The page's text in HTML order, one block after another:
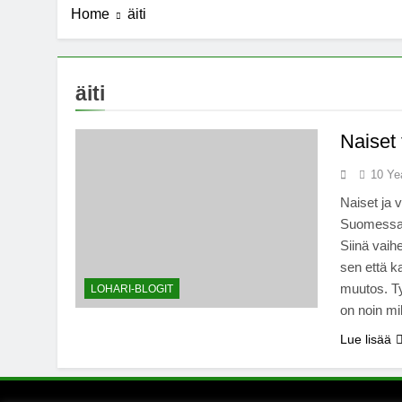
Michael J.
Meksiko
Home äiti
äiti
LOHARI-BLOGIT
Naiset
10
Naiset ja
Siinä
sen että
muutos.
on noin
Lue lisää